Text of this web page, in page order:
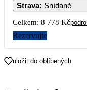
3 4
10
4 389
17 18
Strava: Snídaně
Celkem: 8 778 Kč
Rezervujte
uložit do oblíbených